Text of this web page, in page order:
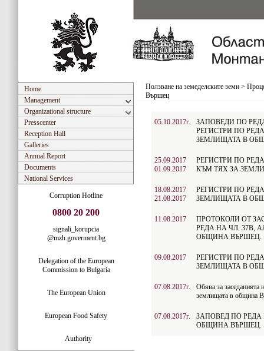
Home
Management
Organizational structure
Presscenter
Reception Hall
Galleries
Annual Report
Documents
National Services
Corruption Hotline
0800 20 200
signali_korupcia
@mzh.goverment.bg
Delegation of the European
Commission to Bulgaria
The European Union
European Food Safety
Authority
Ползване на земеделските земи >
Вършец
05.10.2017г.
ЗАПОВЕДИ ПО
РЕГИСТРИ ПО
ЗЕМЛИЩАТА В
25.09.2017
01.09.2017
РЕГИСТРИ ПО
КЪМ ТЯХ ЗА
18.08.2017
21.08.2017
РЕГИСТРИ ПО
ЗЕМЛИЩАТА В
11.08.2017
ПРОТОКОЛИ ОТ
РЕДА НА ЧЛ. 37В,
ОБЩИНА ВЪРШЕЦ.
09.08.2017
РЕГИСТРИ ПО
ЗЕМЛИЩАТА В
07.08.2017г.
Обява за
землищата в община
07.08.2017г.
ЗАПОВЕД ПО РЕДА
ОБЩИНА ВЪРШЕЦ.